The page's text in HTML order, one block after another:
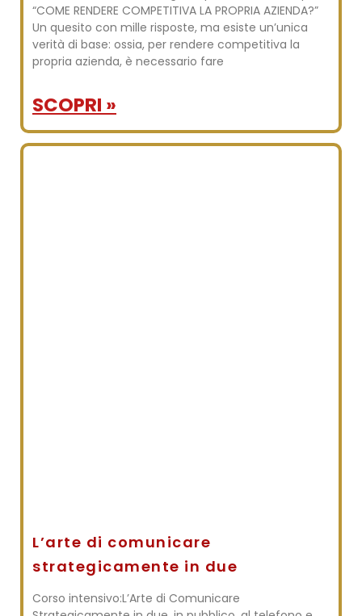
“COME RENDERE COMPETITIVA LA PROPRIA AZIENDA?”
Un quesito con mille risposte, ma esiste un’unica
verità di base: ossia, per rendere competitiva la
propria azienda, è necessario fare
SCOPRI »
L’arte di comunicare
strategicamente in due
Corso intensivo:L’Arte di Comunicare